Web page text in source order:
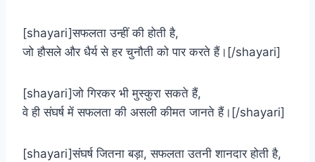
[shayari]सफलता उन्हीं की होती है,
जो हौसले और धैर्य से हर चुनौती को पार करते हैं।[/shayari]
[shayari]जो गिरकर भी मुस्कुरा सकते हैं,
वे ही संघर्ष में सफलता की असली कीमत जानते हैं।[/shayari]
[shayari]संघर्ष जितना बड़ा, सफलता उतनी शानदार होती है,